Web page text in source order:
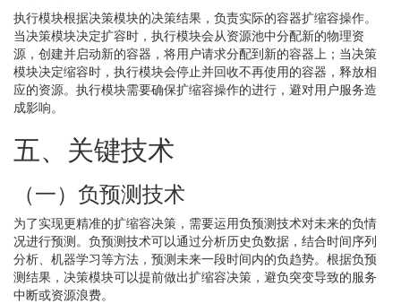
执行模块根据决策模块的决策结果，负责实际的容器扩缩容操作。
当决策模块决定扩容时，执行模块会从资源池中分配新的物理资
源，创建并启动新的容器，将用户请求分配到新的容器上；当决策
模块决定缩容时，执行模块会停止并回收不再使用的容器，释放相
应的资源。执行模块需要确保扩缩容操作的进行，避对用户服务造
成影响。
五、关键技术
（一）负预测技术
为了实现更精准的扩缩容决策，需要运用负预测技术对未来的负情
况进行预测。负预测技术可以通过分析历史负数据，结合时间序列
分析、机器学习等方法，预测未来一段时间内的负趋势。根据负预
测结果，决策模块可以提前做出扩缩容决策，避负突变导致的服务
中断或资源浪费。